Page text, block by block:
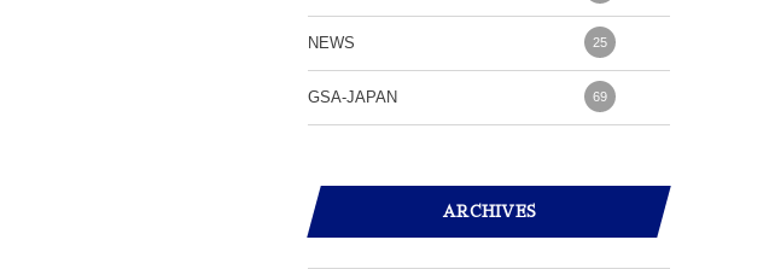
NEWS 25
GSA-JAPAN 69
ARCHIVES